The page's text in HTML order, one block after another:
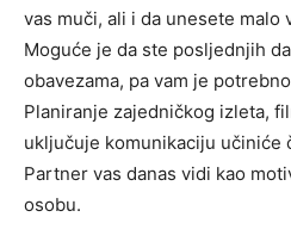
vas muči, ali i da unesete malo
Moguće je da ste posljednjih
obavezama, pa vam je
Planiranje zajedničkog izleta,
uključuje komunikaciju učiniće
Partner vas danas vidi kao
osobu.